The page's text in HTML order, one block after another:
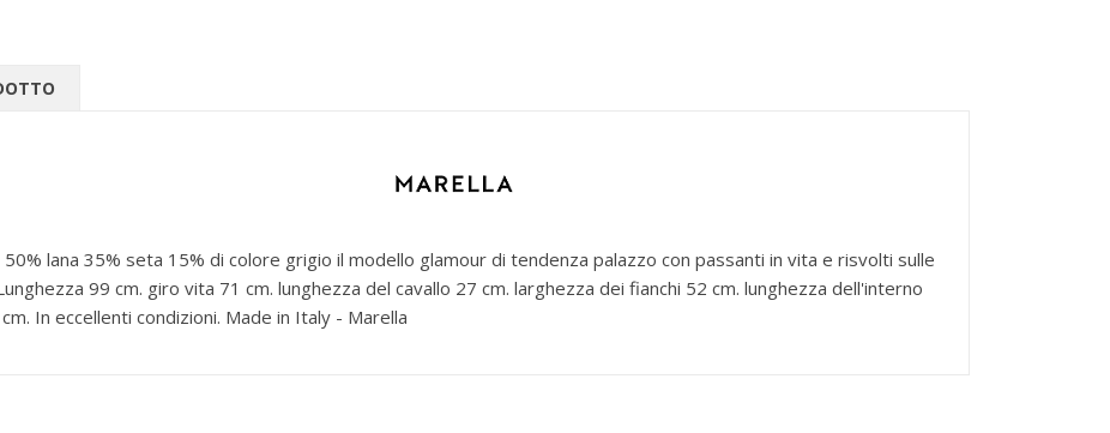
lana 35% seta 15% di colore grigio il modello glamour di tendenza palazzo con passanti in vita e risvolti sulle
99 cm. giro vita 71 cm. lunghezza del cavallo 27 cm. larghezza dei fianchi 52 cm. lunghezza dell'interno
In eccellenti condizioni. Made in Italy - Marella